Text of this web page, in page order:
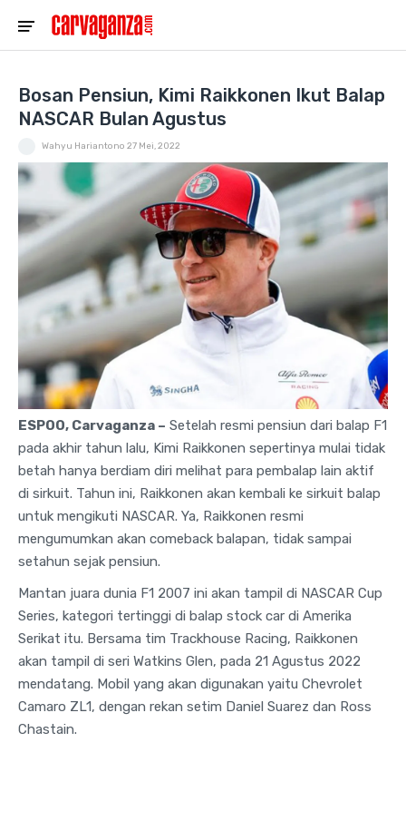
Bosan Pensiun, Kimi Raikkonen Ikut Balap
NASCAR Bulan Agustus
Wahyu Hariantono 27 Mei, 2022
ESPOO, Carvaganza – Setelah resmi pensiun dari balap F1
pada akhir tahun lalu, Kimi Raikkonen sepertinya mulai tidak
betah hanya berdiam diri melihat para pembalap lain aktif
di sirkuit. Tahun ini, Raikkonen akan kembali ke sirkuit balap
untuk mengikuti NASCAR. Ya, Raikkonen resmi
mengumumkan akan comeback balapan, tidak sampai
setahun sejak pensiun.
Mantan juara dunia F1 2007 ini akan tampil di NASCAR Cup
Series, kategori tertinggi di balap stock car di Amerika
Serikat itu. Bersama tim Trackhouse Racing, Raikkonen
akan tampil di seri Watkins Glen, pada 21 Agustus 2022
mendatang. Mobil yang akan digunakan yaitu Chevrolet
Camaro ZL1, dengan rekan setim Daniel Suarez dan Ross
Chastain.